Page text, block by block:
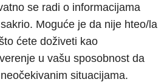
se radi o informacijama
Moguće je da nije hteo/la
ćete doživeti kao
u vašu sposobnost da
situacijama.